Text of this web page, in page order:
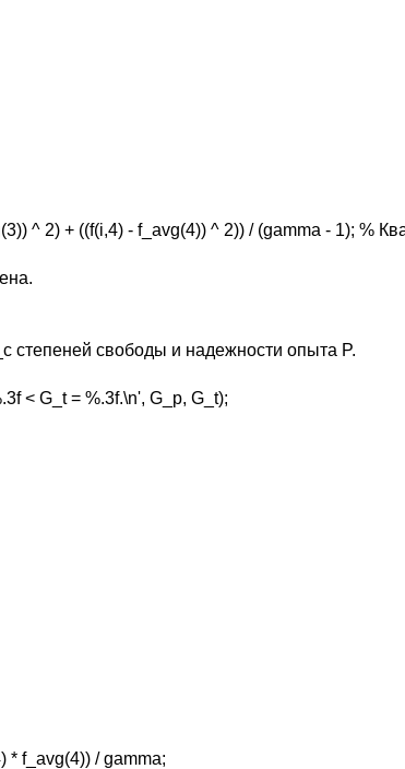
^ 2) + ((f(i,4) - f_avg(4)) ^ 2)) / (gamma - 1); %
степеней свободы и надежности опыта P.
< G_t = %.3f.\n', G_p, G_t);
* f_avg(4)) / gamma;